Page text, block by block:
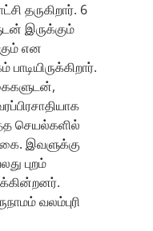
தருகிறார். 6
இருக்கும்
என
பாடியிருக்கிறார்.
செயல்களில்
இவளுக்கு
புறம்
வலம்புரி